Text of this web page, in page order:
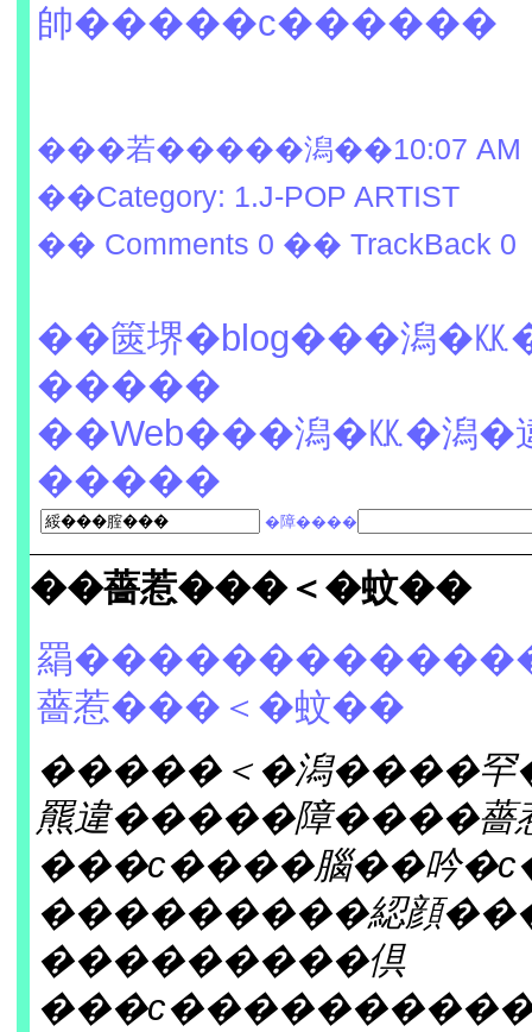
帥�����с������
���若�����潟��10:07 AM
��Category: 1.J-POP ARTIST
�� Comments 0 �� TrackBack 0
��篋堺�blog���潟�㏍
�����
��Web���潟�㏍�潟�
�����
�障����
��薔惹���＜�蚊��
羂
薔惹���＜�蚊��
�����＜�潟����
羆違�����障����薔
���с����腦��吟
���������綛顔���
���������倶